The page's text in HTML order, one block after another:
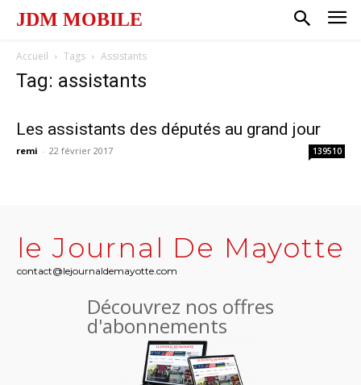
JDM MOBILE
Accueil Tags Assistants
Tag: assistants
Les assistants des députés au grand jour
remi - 22 février 2017 139510
le Journal De Mayotte
contact@lejournaldemayotte.com
Découvrez nos offres
d'abonnements